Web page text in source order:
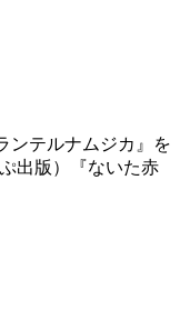
ンテルナムジカ』を
出版）『ないた赤